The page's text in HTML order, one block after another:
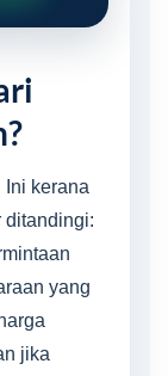
Ini kerana
ditandingi:
yang
jika